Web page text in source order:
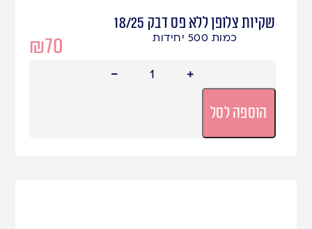
שקיות צלופן ללא פס דבק 18/25
₪70 כמות 500 יחידות
הוספה לסל